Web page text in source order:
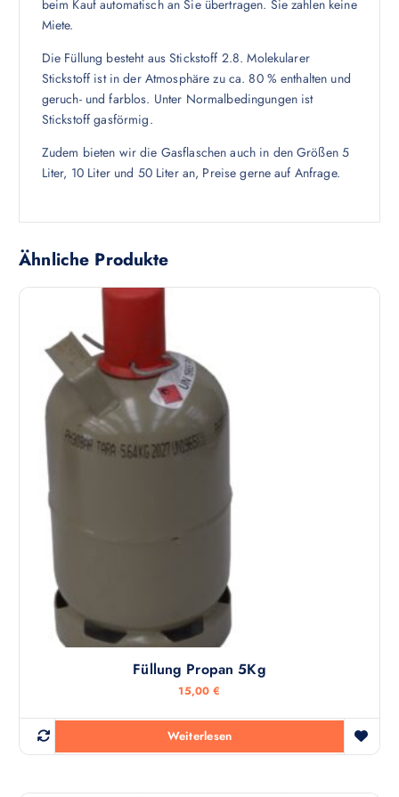
beim Kauf automatisch an Sie übertragen. Sie zahlen keine
Miete.
Die Füllung besteht aus Stickstoff 2.8. Molekularer
Stickstoff ist in der Atmosphäre zu ca. 80 % enthalten und
geruch- und farblos. Unter Normalbedingungen ist
Stickstoff gasförmig.
Zudem bieten wir die Gasflaschen auch in den Größen 5
Liter, 10 Liter und 50 Liter an, Preise gerne auf Anfrage.
Ähnliche Produkte
Füllung Propan 5Kg
15,00€
Weiterlesen